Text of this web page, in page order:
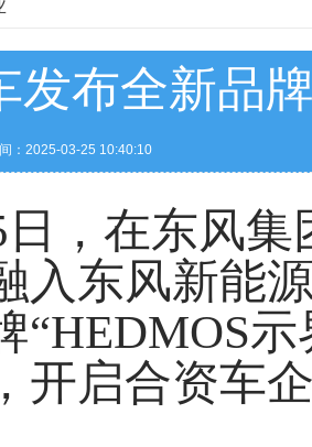
发布全新品
：2025-03-25 10:40:10
，在东风集
入东风新能
“HEDMOS
开启合资车